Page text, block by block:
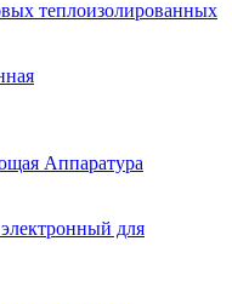
теплоизолированных
Аппаратура
для